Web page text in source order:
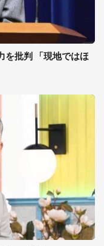
を批判 「現地ではほ